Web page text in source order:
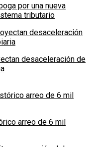
por una nueva
tributario
desaceleración de
arreo de 6 mil